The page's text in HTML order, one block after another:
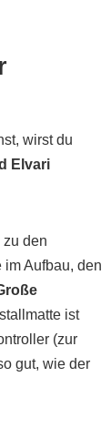
wirst du
Elvari
den
im Aufbau, den
ist
(zur
gut, wie der